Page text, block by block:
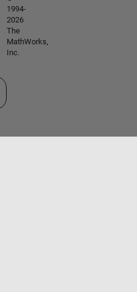
1994-
2026
The
MathWorks,
Inc.
un país/idioma